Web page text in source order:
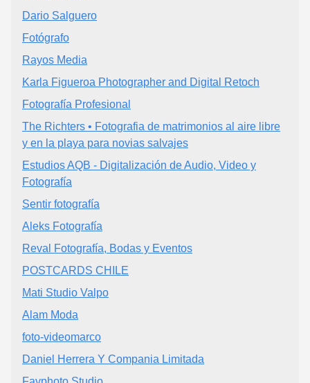
Dario Salguero
Fotógrafo
Rayos Media
Karla Figueroa Photographer and Digital Retoch
Fotografía Profesional
The Richters • Fotografia de matrimonios al aire libre
y en la playa para novias salvajes
Estudios AQB - Digitalización de Audio, Video y
Fotografía
Sentir fotografía
Aleks Fotografía
Reval Fotografía, Bodas y Eventos
POSTCARDS CHILE
Mati Studio Valpo
Alam Moda
foto-videomarco
Daniel Herrera Y Compania Limitada